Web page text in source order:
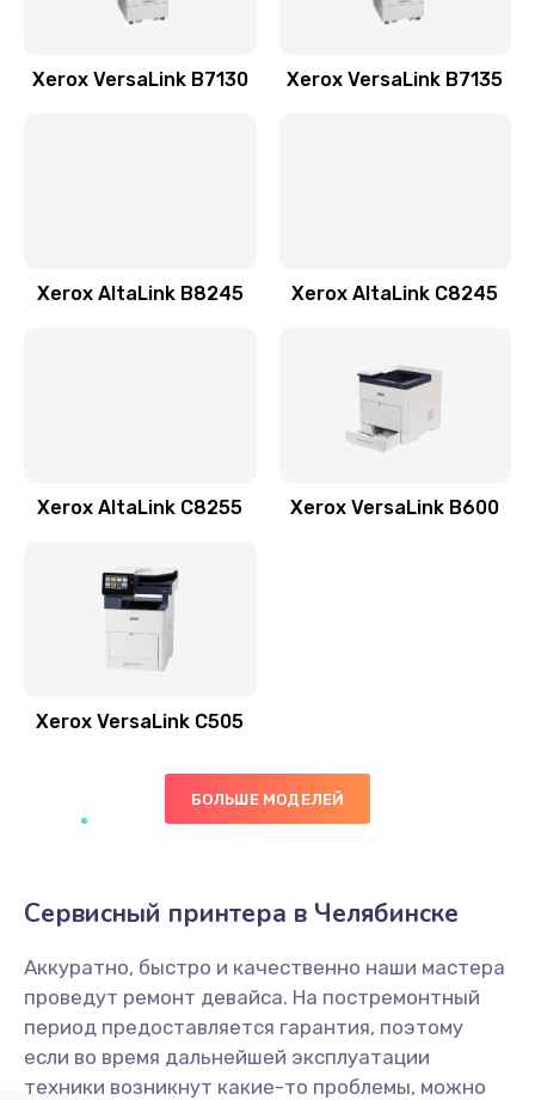
Xerox VersaLink B7130 Xerox VersaLink B7135
Xerox AltaLink B8245 Xerox AltaLink C8245
Xerox AltaLink C8255 Xerox VersaLink B600
Xerox VersaLink C505
БОЛЬШЕ МОДЕЛЕЙ
Сервисный принтера в Челябинске
Аккуратно, быстро и качественно наши мастера
проведут ремонт девайса. На постремонтный
период предоставляется гарантия, поэтому
если во время дальнейшей эксплуатации
техники возникнут какие-то проблемы, можно